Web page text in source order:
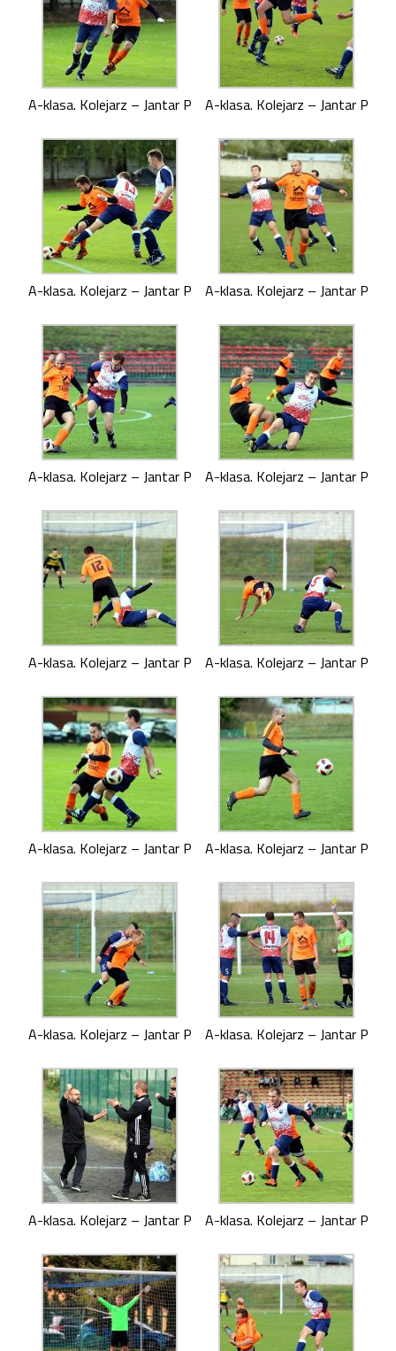
A-klasa. Kolejarz – Jantar P A-klasa. Kolejarz – Jantar P
A-klasa. Kolejarz – Jantar P A-klasa. Kolejarz – Jantar P
A-klasa. Kolejarz – Jantar P A-klasa. Kolejarz – Jantar P
A-klasa. Kolejarz – Jantar P A-klasa. Kolejarz – Jantar P
A-klasa. Kolejarz – Jantar P A-klasa. Kolejarz – Jantar P
A-klasa. Kolejarz – Jantar P A-klasa. Kolejarz – Jantar P
A-klasa. Kolejarz – Jantar P A-klasa. Kolejarz – Jantar P